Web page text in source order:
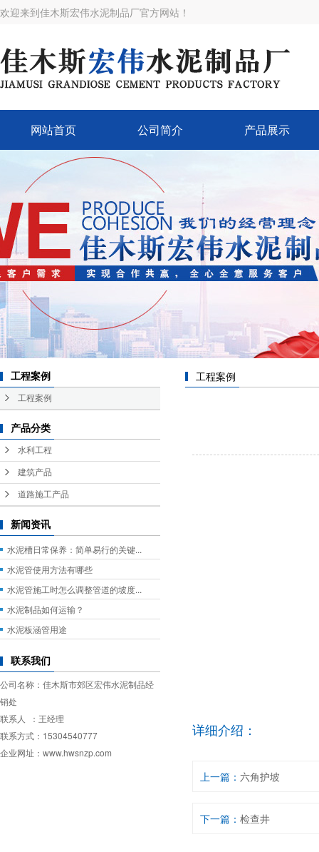
欢迎来到佳木斯宏伟水泥制品厂官方网站！
网站首页 公司简介 产品展示
工程案例
工程案例
产品分类
水利工程
建筑产品
道路施工产品
新闻资讯
水泥槽日常保养：简单易行的关键...
水泥管使用方法有哪些
水泥管施工时怎么调整管道的坡度...
水泥制品如何运输？
水泥板涵管用途
联系我们
公司名称：佳木斯市郊区宏伟水泥制品经
销处
联系人 ：王经理
联系方式：15304540777
企业网址：www.hwsnzp.com
工程案例
详细介绍：
上一篇： 六角护坡
下一篇： 检查井